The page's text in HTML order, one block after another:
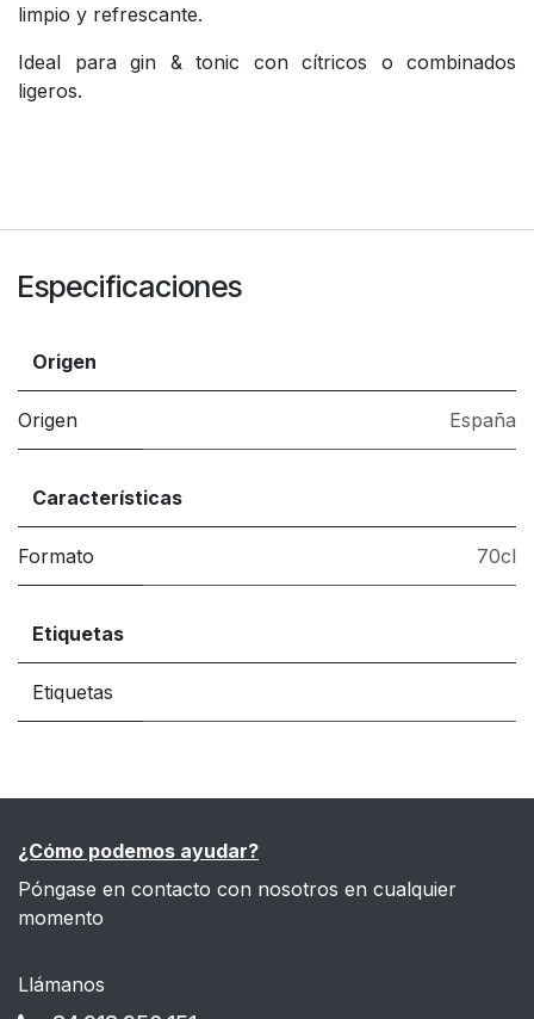
limpio y refrescante.
Ideal para gin & tonic con cítricos o combinados
ligeros.
Especificaciones
Origen
Origen España
Características
Formato 70cl
Etiquetas
Etiquetas
¿Cómo podemos ayudar?
Póngase en contacto con nosotros en cualquier
momento
Llámanos